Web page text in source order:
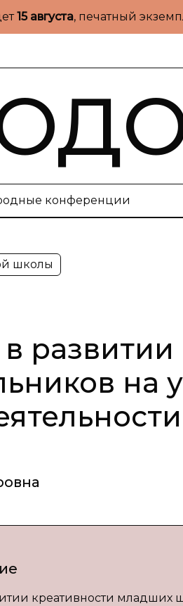
15 августа, печатный
конференции
школы
на
креативности младших